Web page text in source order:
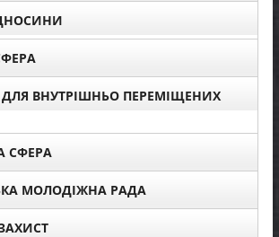
ВНУТРІШНЬО ПЕРЕМІЩЕНИХ
СФЕРА
МОЛОДІЖНА РАДА